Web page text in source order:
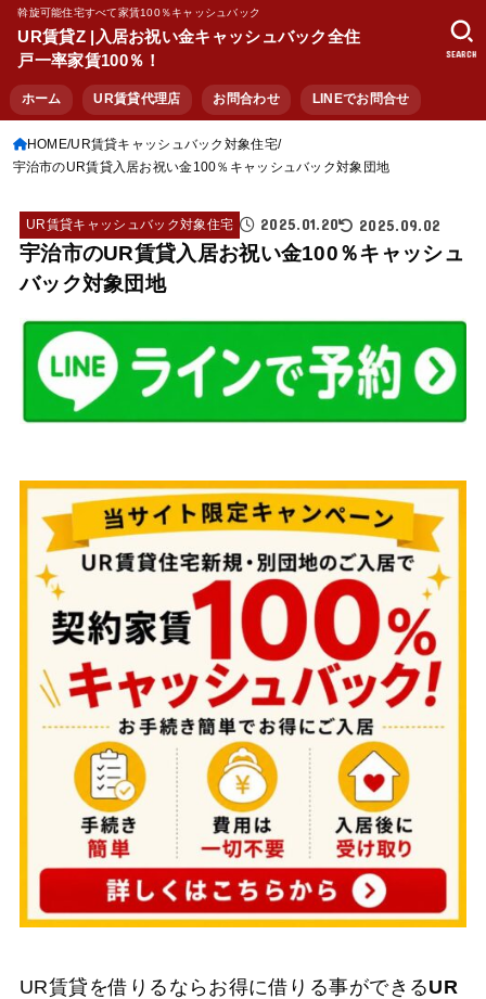
斡旋可能住宅すべて家賃100％キャッシュバック
UR賃貸Z |入居お祝い金キャッシュバック全住
戸一率家賃100％！
ホーム UR賃貸代理店 お問合わせ LINEでお問合せ
SEARCH
HOME UR賃貸キャッシュバック対象住宅
宇治市のUR賃貸入居お祝い金100％キャッシュバック対象団地
UR賃貸キャッシュバック対象住宅 2025.01.20 2025.09.02
宇治市のUR賃貸入居お祝い金100％キャッシュ
バック対象団地
UR賃貸を借りるならお得に借りる事ができるUR